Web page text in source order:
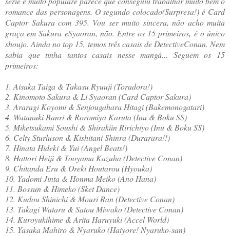
romance das personagens. O segundo colocado(Surpresa!) é Card
Captor Sakura com 395. Vou ser muito sincera, não acho muita
graça em Sakura eSyaoran, não. Entre os 15 primeiros, é o único
shoujo. Ainda no top 15, temos três casais de DetectiveConan. Nem
sabia que tinha tantos casais nesse mangá... Seguem os 15
primeiros:
1. Aisaka Taiga & Takasu Ryuuji (Toradora!)
2. Kinomoto Sakura & Li Syaoran (Card Captor Sakura)
3. Araragi Koyomi & Senjougahara Hitagi (Bakemonogatari)
4. Watanuki Banri & Roromiya Karuta (Inu & Boku SS)
5. Miketsukami Soushi & Shirakiin Ririchiyo (Inu & Boku SS)
6. Celty Sturluson & Kishitani Shinra (Durarara!!)
7. Hinata Hideki & Yui (Angel Beats!)
8. Hattori Heiji & Tooyama Kazuha (Detective Conan)
9. Chitanda Eru & Oreki Houtarou (Hyouka)
10. Yadomi Jinta & Honma Meiko (Ano Hana)
11. Bossun & Himeko (Sket Dance)
12. Kudou Shinichi & Mouri Ran (Detective Conan)
13. Takagi Wataru & Satou Miwako (Detective Conan)
14. Kuroyukihime & Arita Haruyuki (Accel World)
15. Yasaka Mahiro & Nyaruko (Haiyore! Nyaruko-san)